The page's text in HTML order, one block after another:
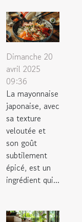
Dimanche 20
avril 2025
09:36
La mayonnaise
japonaise, avec
sa texture
veloutée et
son goût
subtilement
épicé, est un
ingrédient qui...